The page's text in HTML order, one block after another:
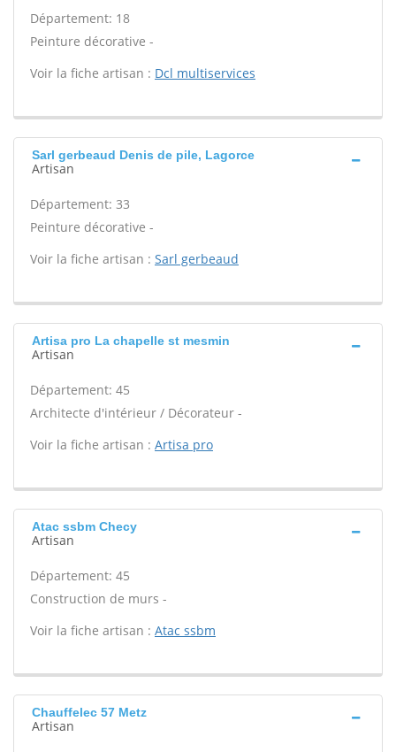
Département: 18
Peinture décorative -
Voir la fiche artisan : Dcl multiservices
Sarl gerbeaud Denis de pile, Lagorce
Artisan
Département: 33
Peinture décorative -
Voir la fiche artisan : Sarl gerbeaud
Artisa pro La chapelle st mesmin
Artisan
Département: 45
Architecte d'intérieur / Décorateur -
Voir la fiche artisan : Artisa pro
Atac ssbm Checy
Artisan
Département: 45
Construction de murs -
Voir la fiche artisan : Atac ssbm
Chauffelec 57 Metz
Artisan